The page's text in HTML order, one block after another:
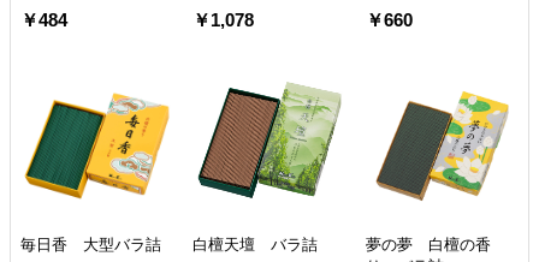
￥484 ￥1,078 ￥660
毎日香 大型バラ詰 白檀天壇 バラ詰
夢の夢 白檀の香